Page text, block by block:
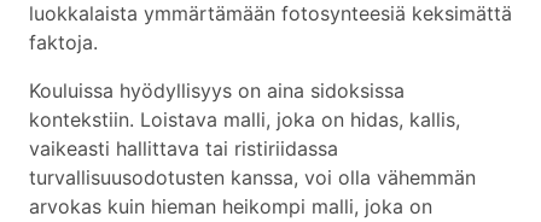
luokkalaista ymmärtämään fotosynteesiä keksimättä
faktoja.
Kouluissa hyödyllisyys on aina sidoksissa
kontekstiin. Loistava malli, joka on hidas, kallis,
vaikeasti hallittava tai ristiriidassa
turvallisuusodotusten kanssa, voi olla vähemmän
arvokas kuin hieman heikompi malli, joka on